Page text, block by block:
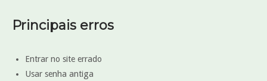
Principais erros
Entrar no site errado
Usar senha antiga